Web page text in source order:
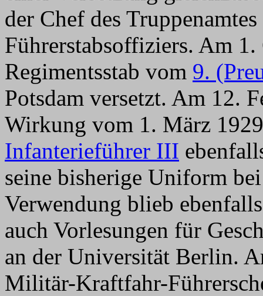
der Chef des
Führerstabsoffiziers. Am
Regimentsstab vom 9.
Potsdam versetzt. Am 12.
Wirkung vom 1. März
Infanterieführer III
seine bisherige Uniform
Verwendung blieb
auch Vorlesungen für
an der Universität Berlin.
Militär-Kraftfahr-